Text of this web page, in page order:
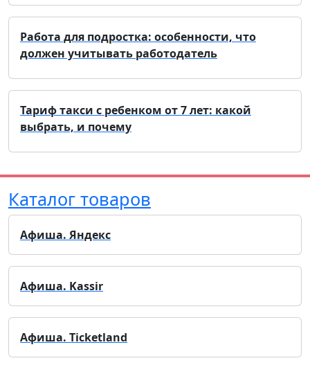
Работа для подростка: особенности, что
должен учитывать работодатель
Тариф такси с ребенком от 7 лет: какой
выбрать, и почему
Каталог товаров
Афиша. Яндекс
Афиша. Kassir
Афиша. Ticketland